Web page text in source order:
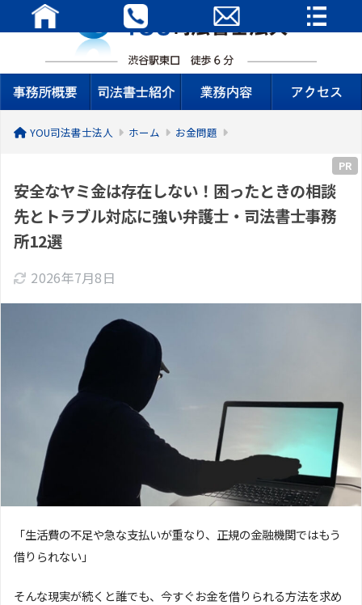
YOU司法書士法人 ホーム お金問題
PR
安全なヤミ金は存在しない！困ったときの相談
先とトラブル対応に強い弁護士・司法書士事務
所12選
2026年7月8日
「生活費の不足や急な支払いが重なり、正規の金融機関ではもう
借りられない」
そんな現実が続くと誰でも、今すぐお金を借りられる方法を求め